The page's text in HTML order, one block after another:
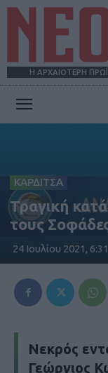
Η ΑΡΧΑΙΟΤΕΡΗ
ΚΑΡΔΙΤΣΑ
Τραγική
τους
24 Ιουλίου 2021,
Νεκρός
Γεώργιος